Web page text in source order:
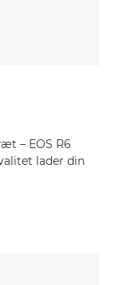
– EOS R6
lader din